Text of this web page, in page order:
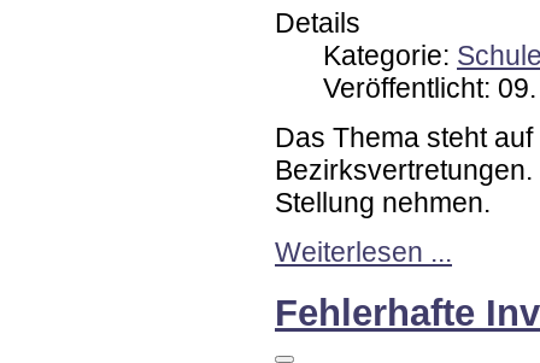
Details
Kategorie:
Veröffentlicht:
Das Thema steht
Stellung nehmen.
Weiterlesen ...
Fehlerhafte